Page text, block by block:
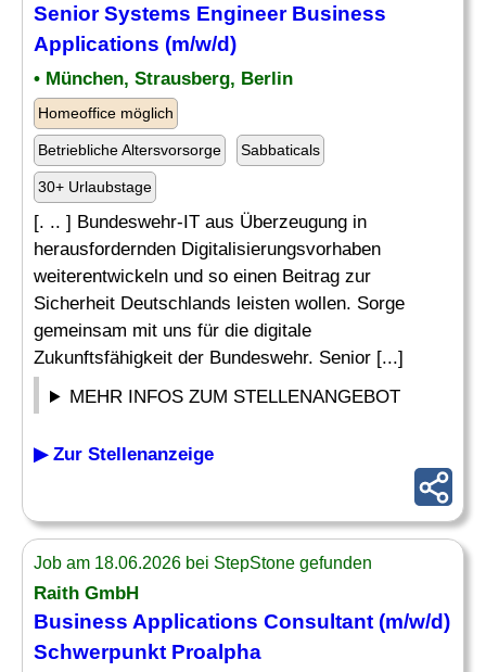
Senior Systems Engineer Business
Applications (m/w/d)
• München, Strausberg, Berlin
Homeoffice möglich
Betriebliche Altersvorsorge Sabbaticals
30+ Urlaubstage
[. .. ] Bundeswehr-IT aus Überzeugung in
herausfordernden Digitalisierungsvorhaben
weiterentwickeln und so einen Beitrag zur
Sicherheit Deutschlands leisten wollen. Sorge
gemeinsam mit uns für die digitale
Zukunftsfähigkeit der Bundeswehr. Senior [...]
MEHR INFOS ZUM STELLENANGEBOT
▶ Zur Stellenanzeige
Job am 18.06.2026 bei StepStone gefunden
Raith GmbH
Business Applications Consultant (m/w/d)
Schwerpunkt Proalpha